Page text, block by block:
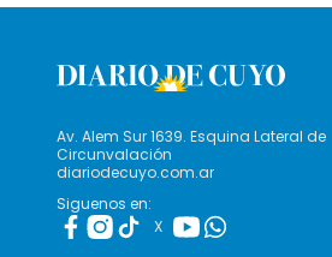
Av. Alem Sur 1639. Esquina Lateral de
Circunvalación
diariodecuyo.com.ar
Siguenos en:
X